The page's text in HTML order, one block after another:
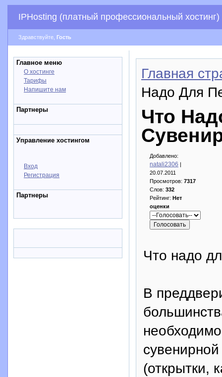
IPHosting (платный профессиональный хостинг)
Здравствуйте, Гость
Главное меню
О хостинге
Тарифы
Напишите нам
Партнеры
Управление хостингом
Вход
Регистрация
Партнеры
Главная
Надо Для
Что
Добавлено:
natali2306 |
20.07.2011
Просмотров: 7317
Слов: 332
Рейтинг: Нет
оценки
Что надо
В
(открытки,